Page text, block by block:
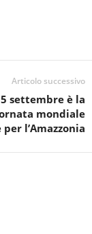
Articolo successivo
settembre è la
mondiale
per l’Amazzonia